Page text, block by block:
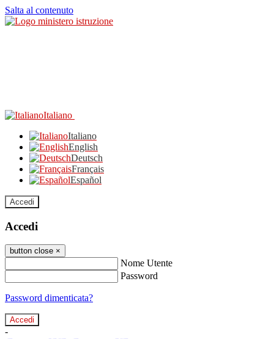
Salta al contenuto
Italiano
Italiano
English
Deutsch
Français
Español
Accedi
Accedi
button close ×
Nome Utente
Password
Password dimenticata?
-